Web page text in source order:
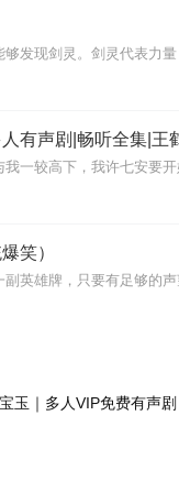
有声剧|畅听全集|
笑）
玉｜多人VIP免费有声剧